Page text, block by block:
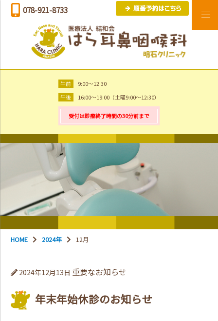
午前
9:00～12:30
午後
16:00～19:00（土曜9:00～12:30）
受付は診療終了時間の30分前まで
078-921-8733
HOME 2024年 12月
2024年12月13日 重要なお知らせ
年末年始休診のお知らせ